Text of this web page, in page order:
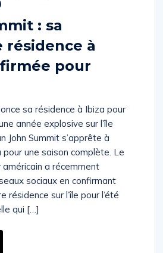
: sa
résidence à
pour
sa résidence à Ibiza pour
année explosive sur l’île
John Summit s’apprête à
une saison complète. Le
a récemment
sociaux en confirmant
résidence sur l’île pour l’été
qui […]